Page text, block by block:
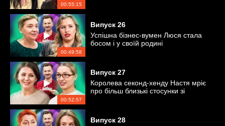
00:55:15
00:49:58
Випуск 26
Успішна бізнес-вумен Люся стала
босом і у своїй родині
00:52:57
Випуск 27
Королева секонд-хенду Настя мріє
про більш близькі стосунки зі
Випуск 28